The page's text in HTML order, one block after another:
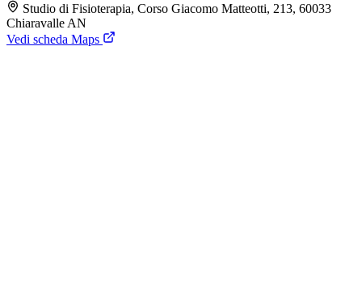
Studio di Fisioterapia, Corso Giacomo Matteotti, 213, 60033
Chiaravalle AN
Vedi scheda Maps